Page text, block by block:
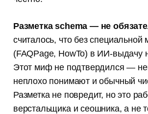
Разметка schema — не
считалось, что без специальной
(FAQPage, HowTo) в ИИ-выдачу
Этот миф не подтвердился —
неплохо понимают и обычный
Разметка не повредит, но это
верстальщика и сеошника, а не